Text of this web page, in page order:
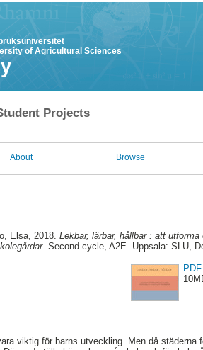
of Agricultural Sciences
Projects
About Browse
Elsa, 2018. Lekbar, lärbar, hållbar : att
Second cycle, A2E. Uppsala: SLU,
PDF
viktig för barns utveckling. Men då städerna